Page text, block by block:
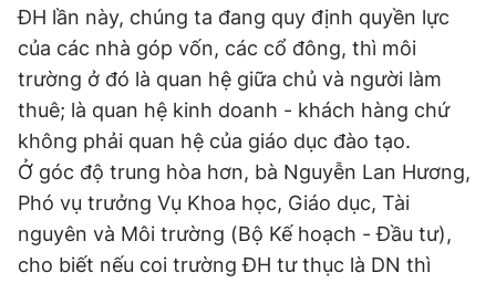
ĐH lần này, chúng ta đang quy định quyền lực
của các nhà góp vốn, các cổ đông, thì môi
trường ở đó là quan hệ giữa chủ và người làm
thuê; là quan hệ kinh doanh - khách hàng chứ
không phải quan hệ của giáo dục đào tạo.
Ở góc độ trung hòa hơn, bà Nguyễn Lan Hương,
Phó vụ trưởng Vụ Khoa học, Giáo dục, Tài
nguyên và Môi trường (Bộ Kế hoạch - Đầu tư),
cho biết nếu coi trường ĐH tư thục là DN thì